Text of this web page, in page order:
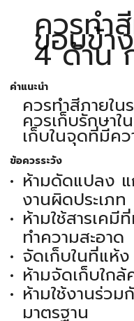
ควรทำ
ขอบข้า
4 ด้าน
คำแนะนำ
ควรทำสีภายใน
ควรเก็บรักษา
เก็บในจุดที่มีค
ข้อควรระวัง
ห้ามดัดแปลง แ
งานผิดประเภท
ห้ามใช้สารเคมี
ทำความสะอาด
จัดเก็บในที่แห้
ห้ามจัดเก็บใก
ห้ามใช้งานร่ว
มาตรฐาน